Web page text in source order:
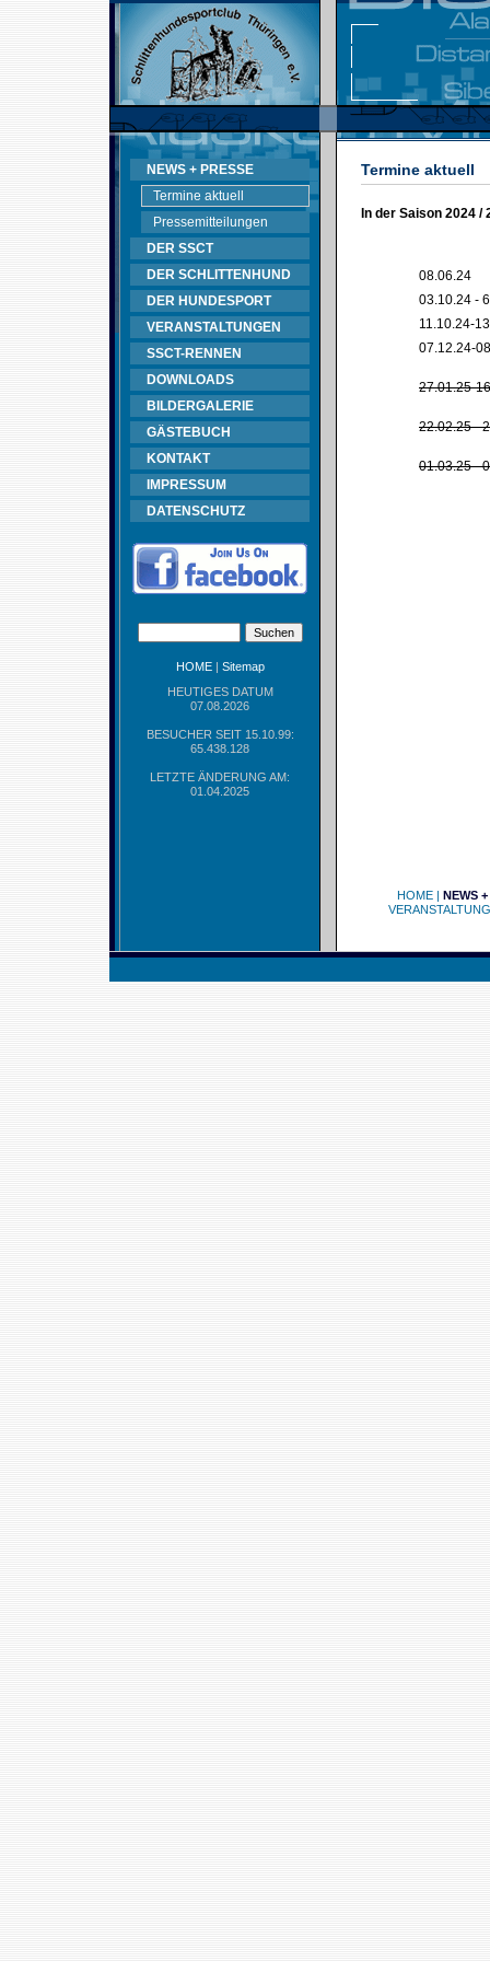
NEWS + PRESSE
Termine aktuell
Pressemitteilungen
DER SSCT
DER SCHLITTENHUND
DER HUNDESPORT
VERANSTALTUNGEN
SSCT-RENNEN
DOWNLOADS
BILDERGALERIE
GÄSTEBUCH
KONTAKT
IMPRESSUM
DATENSCHUTZ
HOME| Sitemap
HEUTIGES DATUM
07.08.2026
BESUCHER SEIT 15.10.99:
65.438.128
LETZTE ÄNDERUNG AM:
01.04.2025
Termine aktuell
In der Saison 2024
08.06.24
03.10.24 -
11.10.24-
07.12.24-
27.01.25-
22.02.25 -
01.03.25 -
HOME| NEWS